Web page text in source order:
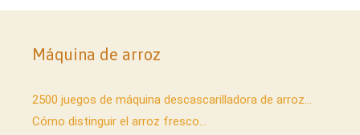
Máquina de arroz
2500 juegos de máquina descascarilladora de arroz...
Cómo distinguir el arroz fresco...